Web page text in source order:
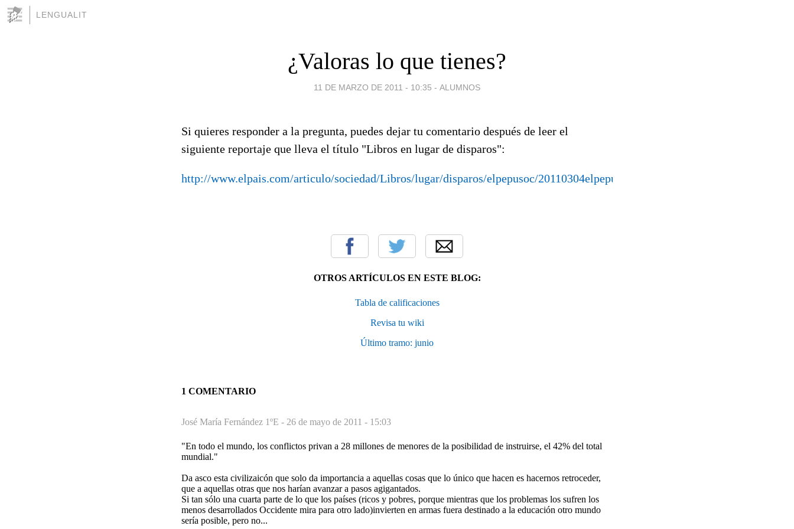
LENGUALIT
¿Valoras lo que tienes?
11 DE MARZO DE 2011 - 10:35 - ALUMNOS
Si quieres responder a la pregunta, puedes dejar tu comentario después de leer el
siguiente reportaje que lleva el título "Libros en lugar de disparos":
http://www.elpais.com/articulo/sociedad/Libros/lugar/disparos/elpepusoc/20110304elpepusoc_10/Tes
OTROS ARTÍCULOS EN ESTE BLOG:
Tabla de calificaciones
Revisa tu wiki
Último tramo: junio
1 COMENTARIO
José María Fernández 1ºE - 26 de mayo de 2011 - 15:03
"En todo el mundo, los conflictos privan a 28 millones de menores de la posibilidad de instruirse, el 42% del total
mundial."
Da asco esta civilizaicón que solo da importancia a aquellas cosas que lo único que hacen es hacernos retroceder,
que a aquellas otras que nos harían avanzar a pasos agigantados.
Si tan sólo una cuarta parte de lo que los países (ricos y pobres, porque mientras que los problemas los sufren los
menos desarrollados Occidente mira para otro lado)invierten en armas fuera destinado a la educación otro mundo
sería posible, pero no...